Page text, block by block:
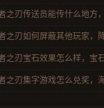
之刃传送员能传什么地方
之刃如何屏蔽其他玩家，
之刃宝石效果怎么样，宝
之刃集字游戏怎么兑奖，